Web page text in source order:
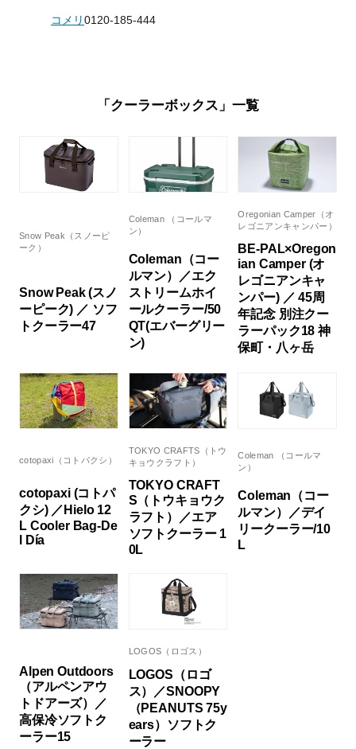
コメリ0120-185-444
「クーラーボックス」一覧
Snow Peak（スノーピ
ーク）
Snow Peak (スノ
ーピーク) ／ ソフ
トクーラー47
Coleman （コールマ
ン）
Coleman（コー
ルマン）／エク
ストリームホイ
ールクーラー/50
QT(エバーグリー
ン)
Oregonian Camper（オ
レゴニアンキャンパー）
BE-PAL×Oregon
ian Camper (オ
レゴニアンキャ
ンパー) ／ 45周
年記念 別注クー
ラーパック18 神
保町・八ヶ岳
cotopaxi（コトパクシ）
cotopaxi (コトパ
クシ) ／Hielo 12
L Cooler Bag-De
l Día
TOKYO CRAFTS（トウ
キョウクラフト）
TOKYO CRAFT
S（トウキョウク
ラフト）／エア
ソフトクーラー 1
0L
Coleman （コールマ
ン）
Coleman（コー
ルマン）／デイ
リークーラー/10
L
Alpen Outdoors
（アルペンアウ
トドアーズ）／
高保冷ソフトク
ーラー15
LOGOS（ロゴス）
LOGOS（ロゴ
ス）／SNOOPY
（PEANUTS 75y
ears）ソフトク
ーラー